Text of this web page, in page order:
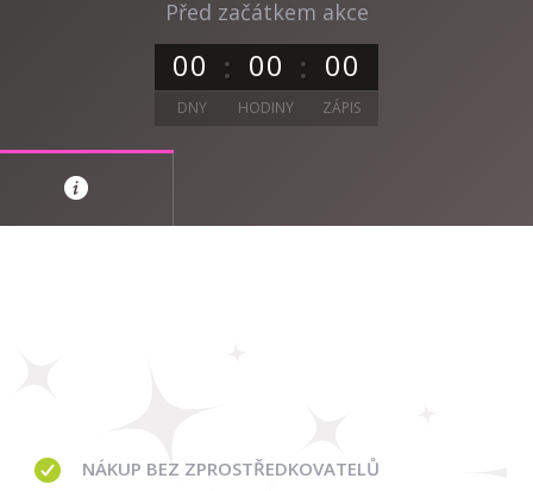
Před začátkem akce
00 00 00
DNY HODINY ZÁPIS
NÁKUP BEZ ZPROSTŘEDKOVATELŮ